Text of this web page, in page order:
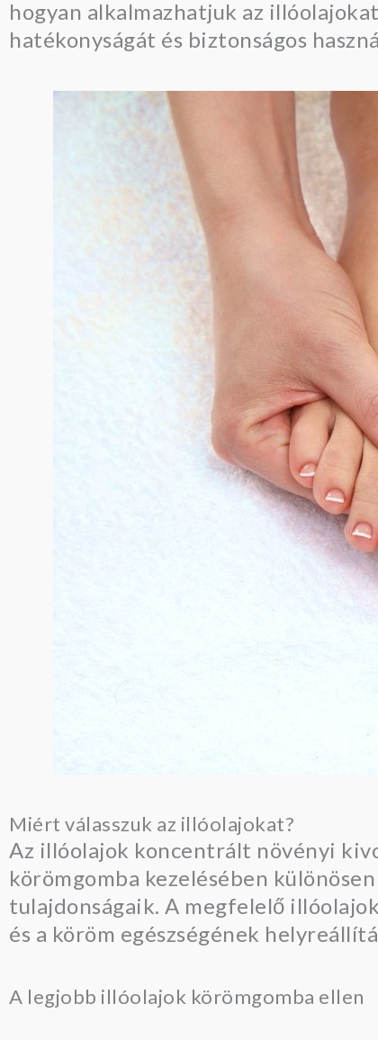
hogyan alkalmazhatjuk az
hatékonyságát és biztonságos
Miért válasszuk az illóolajokat?
Az illóolajok koncentrált növényi
körömgomba kezelésében
tulajdonságaik. A megfelelő
és a köröm egészségének
A legjobb illóolajok körömgomba ellen